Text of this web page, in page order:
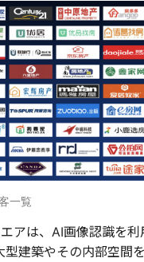
一覧
アは、AI画像認識を利
型建築やその内部空間